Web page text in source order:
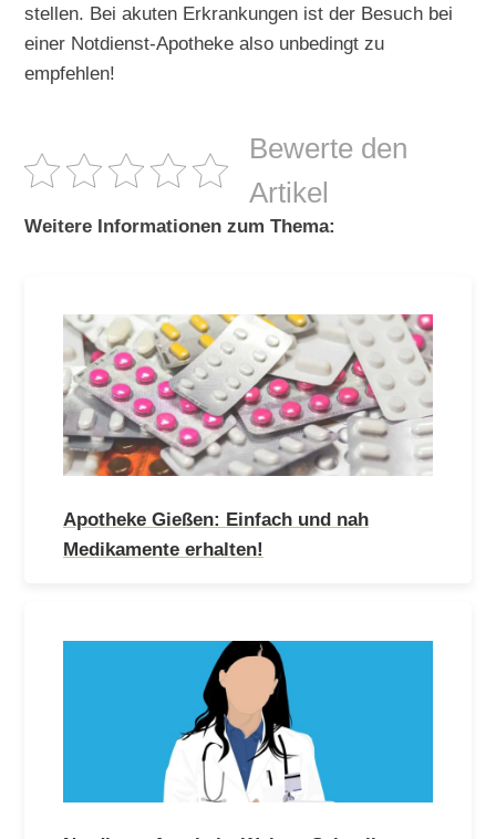
stellen. Bei akuten Erkrankungen ist der Besuch bei
einer Notdienst-Apotheke also unbedingt zu
empfehlen!
Bewerte den
Artikel
Weitere Informationen zum Thema:
Apotheke Gießen: Einfach und nah
Medikamente erhalten!